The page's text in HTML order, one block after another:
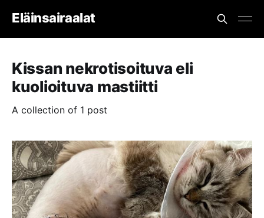
Eläinsairaalat
Kissan nekrotisoituva eli
kuolioituva mastiitti
A collection of 1 post